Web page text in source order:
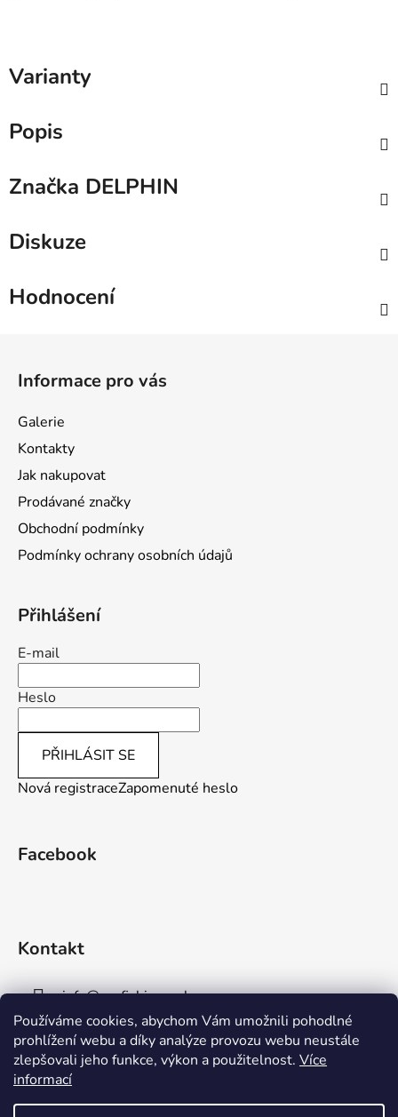
Používáme cookies, abychom Vám umožnili pohodlné
prohlížení webu a díky analýze provozu webu neustále
zlepšovali jeho funkce, výkon a použitelnost. Více
informací
Varianty
Popis
Značka DELPHIN
Diskuze
Hodnocení
Informace pro vás
Galerie
Kontakty
Jak nakupovat
Prodávané značky
Obchodní podmínky
Podmínky ochrany osobních údajů
Přihlášení
E-mail
Heslo
PŘIHLÁSIT SE
Nová registraceZapomenuté heslo
Facebook
Kontakt
info@aaafishingpraha.cz
778 011 878